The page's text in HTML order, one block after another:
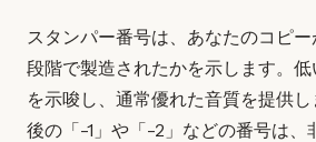
スタンパー番号は、あなたのコピ
段階で製造されたかを示します。
を示唆し、通常優れた音質を提供
後の「-1」や「-2」などの番号は、